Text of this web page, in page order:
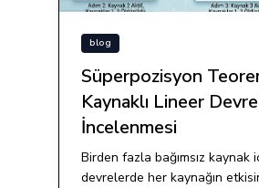
blog
Süperpozisyon
Kaynaklı Lineer
İncelenmesi
Birden fazla bağımsız kaynak
devrelerde her kaynağın